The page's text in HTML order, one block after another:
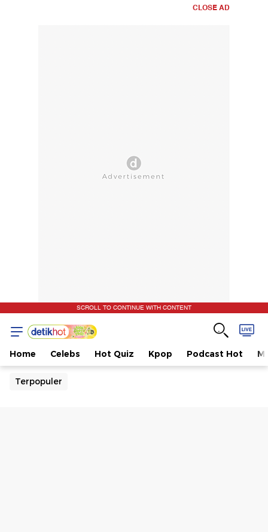
CLOSE AD
SCROLL TO CONTINUE WITH CONTENT
Home Celebs Hot Quiz Kpop Podcast Hot
Terpopuler